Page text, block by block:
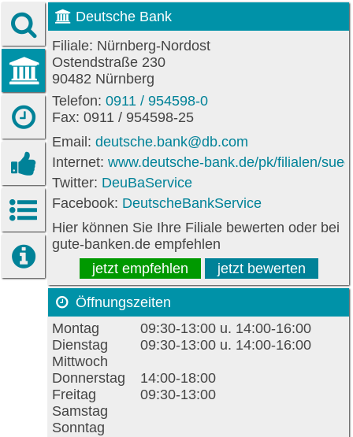
Deutsche Bank
Filiale: Nürnberg-Nordost
Ostendstraße 230
90482 Nürnberg
Telefon: 0911 / 954598-0
Fax: 0911 / 954598-25
Email: deutsche.bank@db.com
Internet: www.deutsche-bank.de/pk/filialen/
Twitter: DeuBaService
Facebook: DeutscheBankService
Hier können Sie Ihre Filiale bewerten oder bei
gute-banken.de empfehlen
jetzt empfehlen
jetzt bewerten
Öffnungszeiten
Montag
09:30-13:00 u. 14:00-16:00
Dienstag
09:30-13:00 u. 14:00-16:00
Mittwoch
Donnerstag
14:00-18:00
Freitag
09:30-13:00
Samstag
Sonntag